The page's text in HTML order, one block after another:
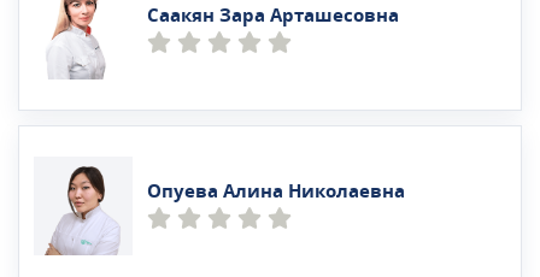
Саакян Зара Арташесовна
Опуева Алина Николаевна